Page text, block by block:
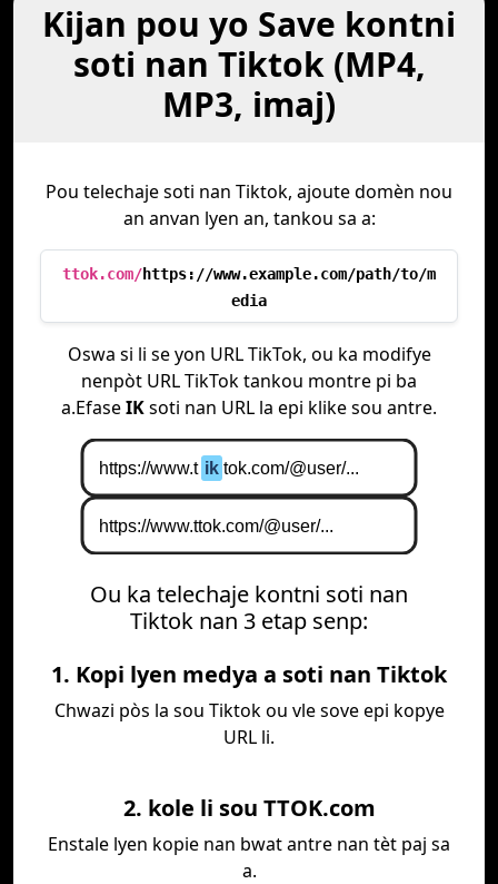
Kijan pou yo Save kontni
soti nan Tiktok (MP4,
MP3, imaj)
Pou telechaje soti nan Tiktok, ajoute domèn nou
an anvan lyen an, tankou sa a:
ttok.com/https://www.example.com/path/to/m
edia
Oswa si li se yon URL TikTok, ou ka modifye
nenpòt URL TikTok tankou montre pi ba
a.EfaseIKsoti nan URL la epi klike sou antre.
Ou ka telechaje kontni soti nan
Tiktok nan 3 etap senp:
1. Kopi lyen medya a soti nan Tiktok
Chwazi pòs la sou Tiktok ou vle sove epi kopye
URL li.
2. kole li sou TTOK.com
Enstale lyen kopie nan bwat antre nan tèt paj sa
a.